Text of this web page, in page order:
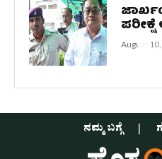
August
ನಮ್ಮ ಬಗ್ಗೆ